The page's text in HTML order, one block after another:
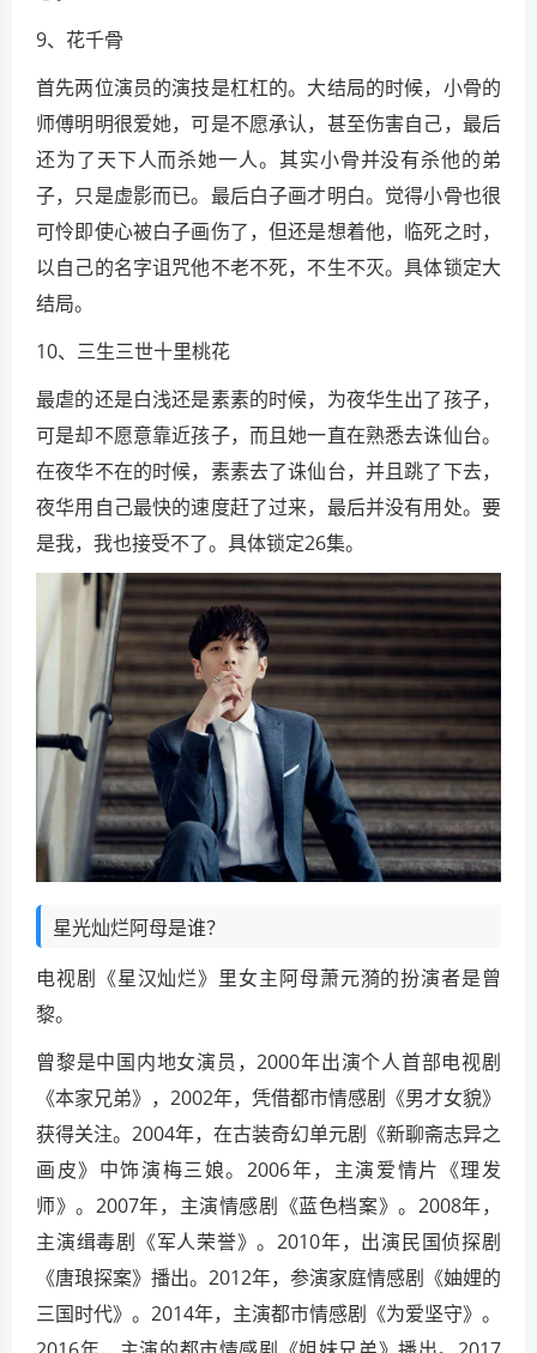
9、花千骨
首先两位演员的演技是杠杠的。大结局的时候，小骨的
师傅明明很爱她，可是不愿承认，甚至伤害自己，最后
还为了天下人而杀她一人。其实小骨并没有杀他的弟
子，只是虚影而已。最后白子画才明白。觉得小骨也很
可怜即使心被白子画伤了，但还是想着他，临死之时，
以自己的名字诅咒他不老不死，不生不灭。具体锁定大
结局。
10、三生三世十里桃花
最虐的还是白浅还是素素的时候，为夜华生出了孩子，
可是却不愿意靠近孩子，而且她一直在熟悉去诛仙台。
在夜华不在的时候，素素去了诛仙台，并且跳了下去，
夜华用自己最快的速度赶了过来，最后并没有用处。要
是我，我也接受不了。具体锁定26集。
星光灿烂阿母是谁？
电视剧《星汉灿烂》里女主阿母萧元漪的扮演者是曾
黎。
曾黎是中国内地女演员，2000年出演个人首部电视剧
《本家兄弟》，2002年，凭借都市情感剧《男才女貌》
获得关注。2004年，在古装奇幻单元剧《新聊斋志异之
画皮》中饰演梅三娘。2006年，主演爱情片《理发
师》。2007年，主演情感剧《蓝色档案》。2008年，
主演缉毒剧《军人荣誉》。2010年，出演民国侦探剧
《唐琅探案》播出。2012年，参演家庭情感剧《妯娌的
三国时代》。2014年，主演都市情感剧《为爱坚守》。